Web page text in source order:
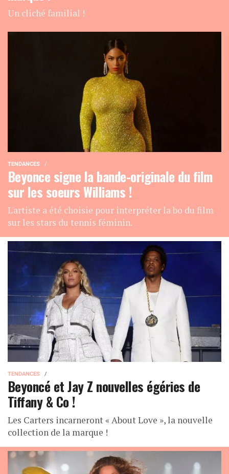
Un cliché familial !
TENDANCES
Beyonce signe la bande-originale du film
sur les soeurs Williams !
L'artiste a été choisie pour interpréter la bo du film
sur les stars du tennis féminin.
TENDANCES
Beyoncé et Jay Z nouvelles égéries de
Tiffany & Co !
Les Carters incarneront « About Love », la nouvelle
collection de la marque !